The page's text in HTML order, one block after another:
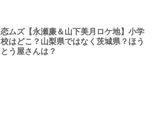
恋ムズ【永瀬廉＆山下美月ロケ地】小学
校はどこ？山梨県ではなく茨城県？ほう
とう屋さんは？